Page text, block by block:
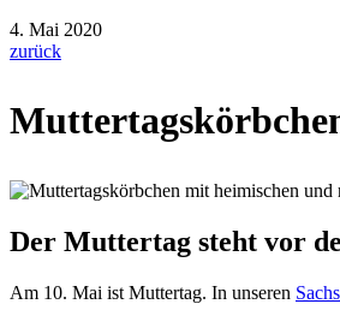
4. Mai 2020
zurück
Der Muttertag steht vor
Am 10. Mai ist Muttertag. In unseren